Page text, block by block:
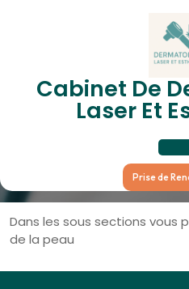
Cabinet De
Laser Et
Prise de
Dans les sous sections vous
de la peau